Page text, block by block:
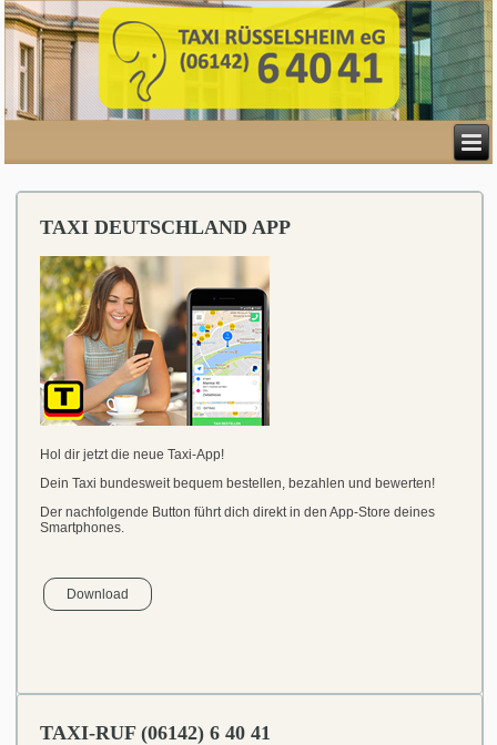
TAXI DEUTSCHLAND APP
Hol dir jetzt die neue Taxi-App!
Dein Taxi bundesweit bequem bestellen, bezahlen und bewerten!
Der nachfolgende Button führt dich direkt in den App-Store deines
Smartphones.
Download
TAXI-RUF (06142) 6 40 41